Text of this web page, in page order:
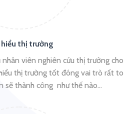
thị trường
viên nghiên cứu thị trường cho
thị trường tốt đóng vai trò rất to
sẽ thành công như thế nào…